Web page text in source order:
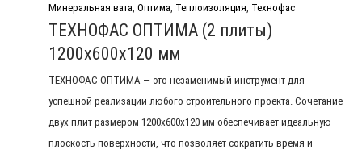
Минеральная вата Оптима Теплоизоляция Технофас
ТЕХНОФАС ОПТИМА (2 плиты)
1200х600х120 мм
ТЕХНОФАС ОПТИМА — это незаменимый инструмент для
успешной реализации любого строительного проекта. Сочетание
двух плит размером 1200х600х120 мм обеспечивает идеальную
плоскость поверхности, что позволяет сократить время и